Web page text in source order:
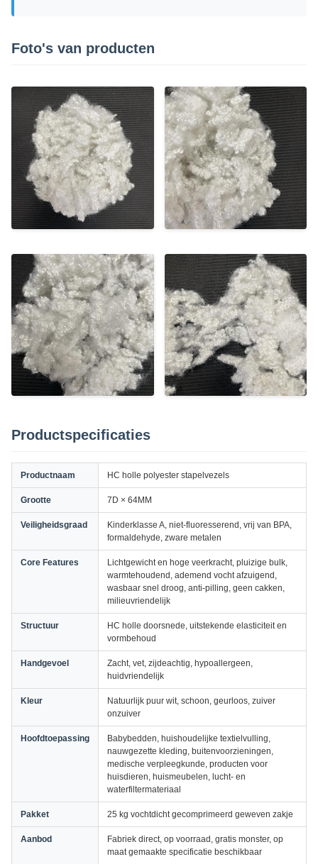
Foto's van producten
Productspecificaties
Productnaam HC holle polyester stapelvezels
Grootte 7D × 64MM
Veiligheidsgraad
Kinderklasse A, niet-fluoresserend, vrij van BPA,
formaldehyde, zware metalen
Core Features
Lichtgewicht en hoge veerkracht, pluizige bulk,
warmtehoudend, ademend vocht afzuigend,
wasbaar snel droog, anti-pilling, geen cakken,
milieuvriendelijk
Structuur
HC holle doorsnede, uitstekende elasticiteit en
vormbehoud
Handgevoel
Zacht, vet, zijdeachtig, hypoallergeen,
huidvriendelijk
Kleur
Natuurlijk puur wit, schoon, geurloos, zuiver
onzuiver
Hoofdtoepassing
Babybedden, huishoudelijke textielvulling,
nauwgezette kleding, buitenvoorzieningen,
medische verpleegkunde, producten voor
huisdieren, huismeubelen, lucht- en
waterfiltermateriaal
Pakket 25 kg vochtdicht gecomprimeerd geweven zakje
Aanbod
Fabriek direct, op voorraad, gratis monster, op
maat gemaakte specificatie beschikbaar